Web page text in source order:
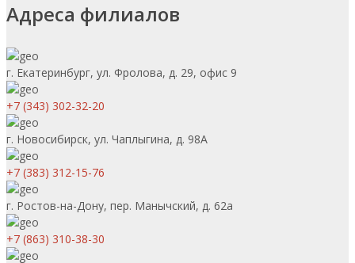
Адреса филиалов
г. Екатеринбург, ул. Фролова, д. 29, офис 9
+7 (343) 302-32-20
г. Новосибирск, ул. Чаплыгина, д. 98А
+7 (383) 312-15-76
г. Ростов-на-Дону, пер. Манычский, д. 62а
+7 (863) 310-38-30